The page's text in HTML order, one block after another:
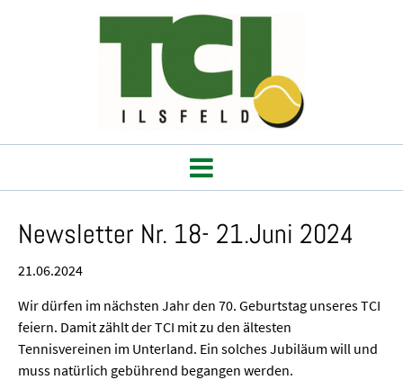
Newsletter Nr. 18- 21.Juni 2024
21.06.2024
Wir dürfen im nächsten Jahr den 70. Geburtstag unseres TCI
feiern. Damit zählt der TCI mit zu den ältesten
Tennisvereinen im Unterland. Ein solches Jubiläum will und
muss natürlich gebührend begangen werden.